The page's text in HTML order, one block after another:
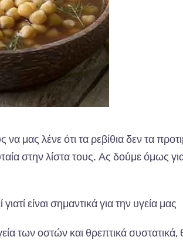
μας λένε ότι τα ρεβίθια δεν τα
στην λίστα τους. Ας δούμε όμως
γιατί είναι σημαντικά για την υγεία μας
των οστών και θρεπτικά